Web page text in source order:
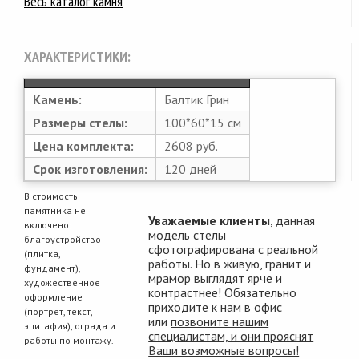
ХАРАКТЕРИСТИКИ:
Камень:
Балтик Грин
Размеры стелы:
100*60*15 см
Цена комплекта:
2608 руб.
Срок изготовления:
120 дней
В стоимость
памятника не
включено:
благоустройство
(плитка,
фундамент),
художественное
оформление
(портрет, текст,
эпитафия), ограда и
работы по монтажу.
Уважаемые клиенты , данная
модель стелы
сфотографирована с реальной
работы. Но в живую, гранит и
мрамор выглядят ярче и
контрастнее! Обязательно
приходите к нам в офис
илипозвоните нашим
специалистам, и они прояснят
Ваши возможные вопросы!